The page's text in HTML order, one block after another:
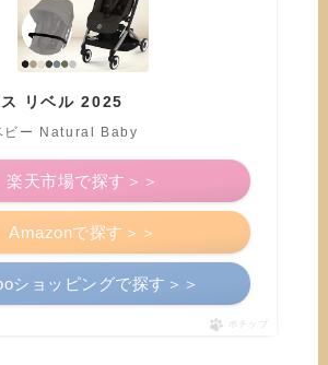
リベル 2025
ビー Natural Baby
Amazonで探す＞＞
楽天市場で探す＞＞
ショッピングで探す＞＞
ポチップ